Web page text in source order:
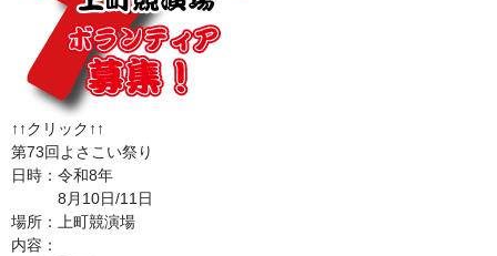
↑↑クリック↑↑
第73回よさこい祭り
日時：令和8年
8月10日/11日
場所：上町競演場
内容：